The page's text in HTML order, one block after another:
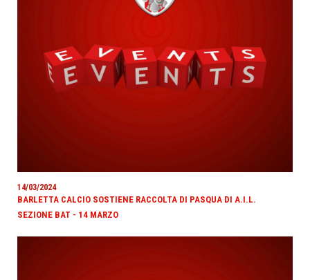
14/03/2024
BARLETTA CALCIO SOSTIENE RACCOLTA DI PASQUA DI A.I.L.
SEZIONE BAT - 14 MARZO